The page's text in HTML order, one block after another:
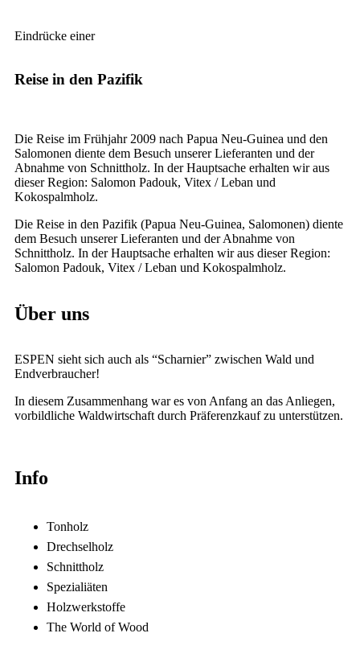
Eindrücke einer
Reise in den Pazifik
Die Reise im Frühjahr 2009 nach Papua Neu-Guinea und den
Salomonen diente dem Besuch unserer Lieferanten und der
Abnahme von Schnittholz. In der Hauptsache erhalten wir aus
dieser Region: Salomon Padouk, Vitex / Leban und
Kokospalmholz.
Die Reise in den Pazifik (Papua Neu-Guinea, Salomonen) diente
dem Besuch unserer Lieferanten und der Abnahme von
Schnittholz. In der Hauptsache erhalten wir aus dieser Region:
Salomon Padouk, Vitex / Leban und Kokospalmholz.
Über uns
ESPEN sieht sich auch als “Scharnier” zwischen Wald und
Endverbraucher!
In diesem Zusammenhang war es von Anfang an das Anliegen,
vorbildliche Waldwirtschaft durch Präferenzkauf zu unterstützen.
Info
Tonholz
Drechselholz
Schnittholz
Spezialiäten
Holzwerkstoffe
The World of Wood